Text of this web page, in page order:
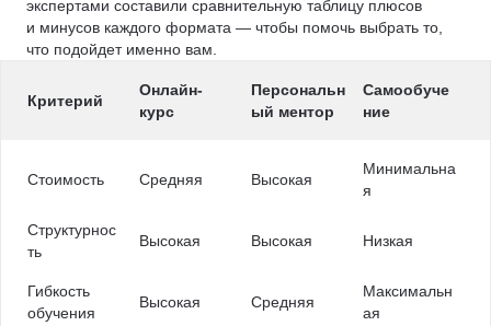
экспертами составили сравнительную таблицу плюсов
и минусов каждого формата — чтобы помочь выбрать то,
что подойдет именно вам.
Критерий
Онлайн-
курс
Персональн
ый ментор
Самообуче
ние
Стоимость Средняя Высокая
Минимальна
я
Структурнос
ть
Высокая Высокая Низкая
Гибкость
обучения
Высокая Средняя
Максимальн
ая